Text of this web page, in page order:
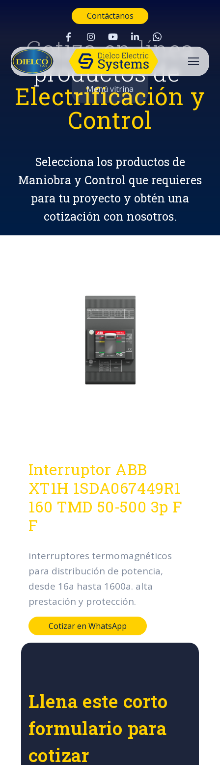
Contáctanos
Menú vitrina
Cotiza en línea
productos de
Electrificación y
Control
Selecciona los productos de
Maniobra y Control que requieres
para tu proyecto y obtén una
cotización con nosotros.
Interruptor ABB
XT1H 1SDA067449R1
160 TMD 50-500 3p F
F
interruptores termomagnéticos
para distribución de potencia,
desde 16a hasta 1600a. alta
prestación y protección.
Cotizar en WhatsApp
Llena este corto
formulario para
cotizar